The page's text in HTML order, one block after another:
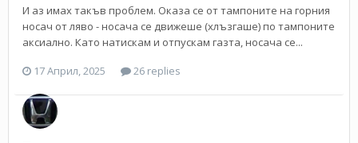
И аз имах такъв проблем. Оказа се от тампоните на горния
носач от ляво - носача се движеше (хлъзгаше) по тампоните
аксиално. Като натискам и отпускам газта, носача се...
17 Април, 2025
26 replies